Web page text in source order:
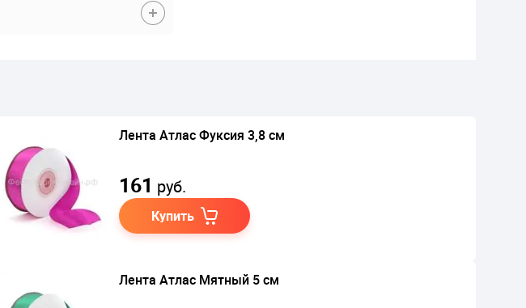
Лента Атлас Фуксия 3,8 см
161 руб.
Купить
Лента Атлас Мятный 5 см